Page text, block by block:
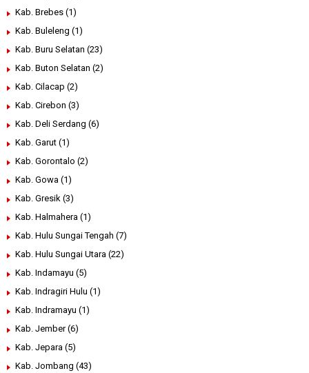
Kab. Brebes (1)
Kab. Buleleng (1)
Kab. Buru Selatan (23)
Kab. Buton Selatan (2)
Kab. Cilacap (2)
Kab. Cirebon (3)
Kab. Deli Serdang (6)
Kab. Garut (1)
Kab. Gorontalo (2)
Kab. Gowa (1)
Kab. Gresik (3)
Kab. Halmahera (1)
Kab. Hulu Sungai Tengah (7)
Kab. Hulu Sungai Utara (22)
Kab. Indamayu (5)
Kab. Indragiri Hulu (1)
Kab. Indramayu (1)
Kab. Jember (6)
Kab. Jepara (5)
Kab. Jombang (43)